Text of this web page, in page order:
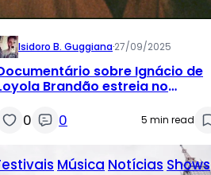
Isidoro B. Guggiana·27/09/2025
sobre Ignácio de
Brandão estreia no
0 0 5 min read
Música Notícias Shows